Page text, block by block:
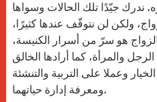
ندرك جيّدًا تلك الحالات وسواها
ولكن لن نتوقّف عندها كثيرًا،
الزواج هو سرّ من أسرار الكنيسة،
والمرأة، كما أرادها الخالق
وعملا على التربية والتنشئة
ومعرفة إدارة حياتهما.